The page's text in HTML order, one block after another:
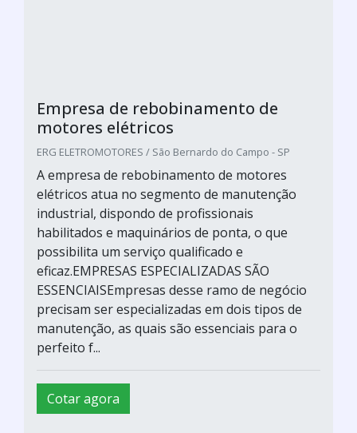
Empresa de rebobinamento de
motores elétricos
ERG ELETROMOTORES / São Bernardo do Campo - SP
A empresa de rebobinamento de motores
elétricos atua no segmento de manutenção
industrial, dispondo de profissionais
habilitados e maquinários de ponta, o que
possibilita um serviço qualificado e
eficaz.EMPRESAS ESPECIALIZADAS SÃO
ESSENCIAISEmpresas desse ramo de negócio
precisam ser especializadas em dois tipos de
manutenção, as quais são essenciais para o
perfeito f...
Cotar agora